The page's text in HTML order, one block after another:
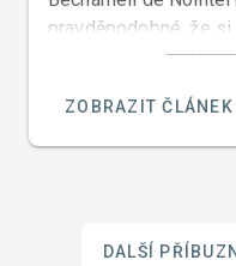
pravděpodobné, že
přivlastnili od Italů. V
ZOBRAZIT ČLÁNEK
DALŠÍ